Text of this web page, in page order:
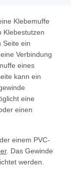
Klebemuffe
Klebestutzen
Seite ein
Verbindung
eines
kann ein
eine
einen
einem PVC-
. Das Gewinde
werden.